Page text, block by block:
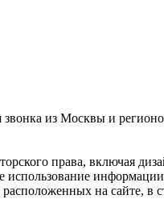
звонка из Москвы и
права, включая
на сайте, в